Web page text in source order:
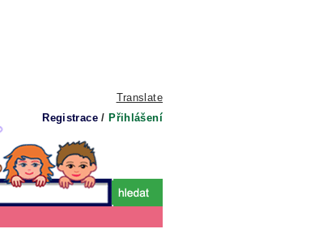
Translate
Registrace / Přihlášení